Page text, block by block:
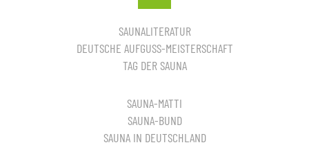
SAUNALITERATUR
DEUTSCHE AUFGUSS-MEISTERSCHAFT
TAG DER SAUNA
SAUNA-MATTI
SAUNA-BUND
SAUNA IN DEUTSCHLAND